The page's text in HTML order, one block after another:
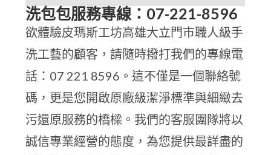
洗包包服務專線：07-221-8596
欲體驗皮瑪斯工坊高雄大立門市職人級手
洗工藝的顧客，請隨時撥打我們的專線電
話：07 221 8596。這不僅是一個聯絡號
碼，更是您開啟原廠級潔淨標準與細緻去
污還原服務的橋樑。我們的客服團隊將以
誠信專業經營的態度，為您提供最詳盡的